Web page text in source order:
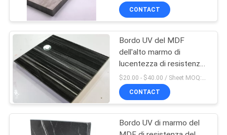
MAPPA
DEL
SITO
PRIVACY
POLICY
CONTACT
Bordo UV del MDF
dell'alto marmo di
lucentezza di resistenza
al calore 1220*2800Mm$20.00 - $40.00 / Sheet MOQ:50 strato/strati
CONTACT
Bordo UV di marmo del